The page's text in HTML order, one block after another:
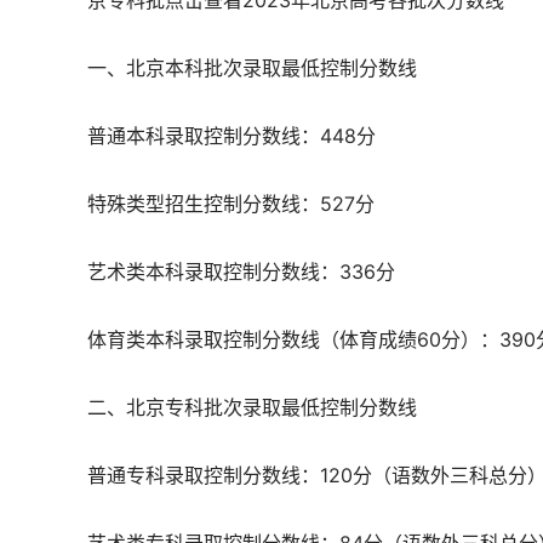
一、北京本科批次录取最低控制分数线
普通本科录取控制分数线：448分
特殊类型招生控制分数线：527分
艺术类本科录取控制分数线：336分
体育类本科录取控制分数线（体育成绩60分）：390
二、北京专科批次录取最低控制分数线
普通专科录取控制分数线：120分（语数外三科总分